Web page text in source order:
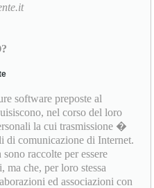
software preposte al
nel corso del loro
la cui trasmissione �
comunicazione di Internet.
raccolte per essere
ma che, per loro stessa
ed associazioni con